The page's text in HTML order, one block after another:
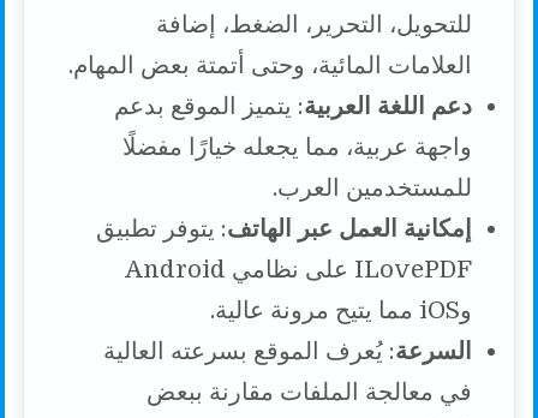
للتحويل، التحرير، الضغط، إضافة
العلامات المائية، وحتى أتمتة بعض المهام.
دعم اللغة العربية: يتميز الموقع بدعم
واجهة عربية، مما يجعله خيارًا مفضلًا
للمستخدمين العرب.
إمكانية العمل عبر الهاتف: يتوفر تطبيق
ILovePDF على نظامي Android
وiOS مما يتيح مرونة عالية.
السرعة: يُعرف الموقع بسرعته العالية
في معالجة الملفات مقارنة ببعض